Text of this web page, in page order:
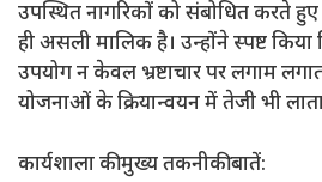
उपस्थित नागरिकों को संबोधित करते
ही असली मालिक है। उन्होंने स्पष्ट
उपयोग न केवल भ्रष्टाचार पर लगाम
योजनाओं के क्रियान्वयन में तेजी भी
​कार्यशाला की मुख्य तकनीकी बातें: